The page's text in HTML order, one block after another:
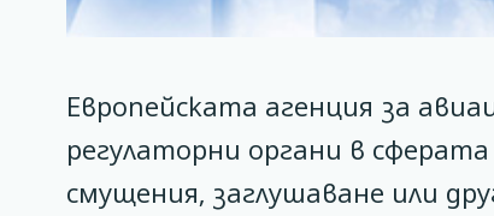
Европейската агенция за
регулаторни органи в
смущения, заглушаване или